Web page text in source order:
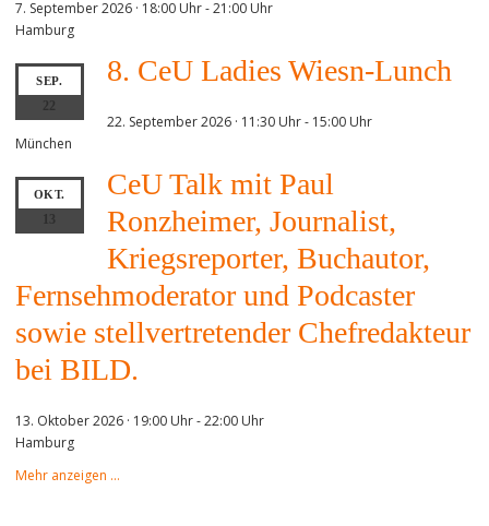
7. September 2026 · 18:00 Uhr-21:00 Uhr
Hamburg
SEP.
22
8. CeU Ladies Wiesn-Lunch
22. September 2026 · 11:30 Uhr- 15:00 Uhr
München
OKT.
CeU Talk mit Paul
Ronzheimer, Journalist,
Kriegsreporter, Buchautor,
Fernsehmoderator und Podcaster
sowie stellvertretender Chefredakteur
bei BILD.
13. Oktober 2026 · 19:00 Uhr-22:00 Uhr
Hamburg
Mehr anzeigen …